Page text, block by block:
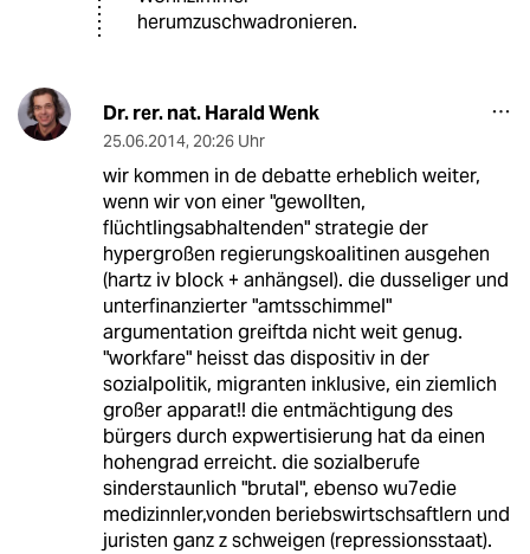
herumzuschwadronieren.
Dr. rer. nat. Harald Wenk
25.06.2014, 20:26 Uhr
wir kommen in de debatte erheblich weiter,
wenn wir von einer "gewollten,
flüchtlingsabhaltenden" strategie der
hypergroßen regierungskoalitinen ausgehen
(hartz iv block + anhängsel). die dusseliger und
unterfinanzierter "amtsschimmel"
argumentation greiftda nicht weit genug.
"workfare" heisst das dispositiv in der
sozialpolitik, migranten inklusive, ein ziemlich
großer apparat!! die entmächtigung des
bürgers durch expwertisierung hat da einen
hohengrad erreicht. die sozialberufe
sinderstaunlich "brutal", ebenso wu7edie
medizinnler,vonden beriebswirtschsaftlern und
juristen ganz z schweigen (repressionsstaat).